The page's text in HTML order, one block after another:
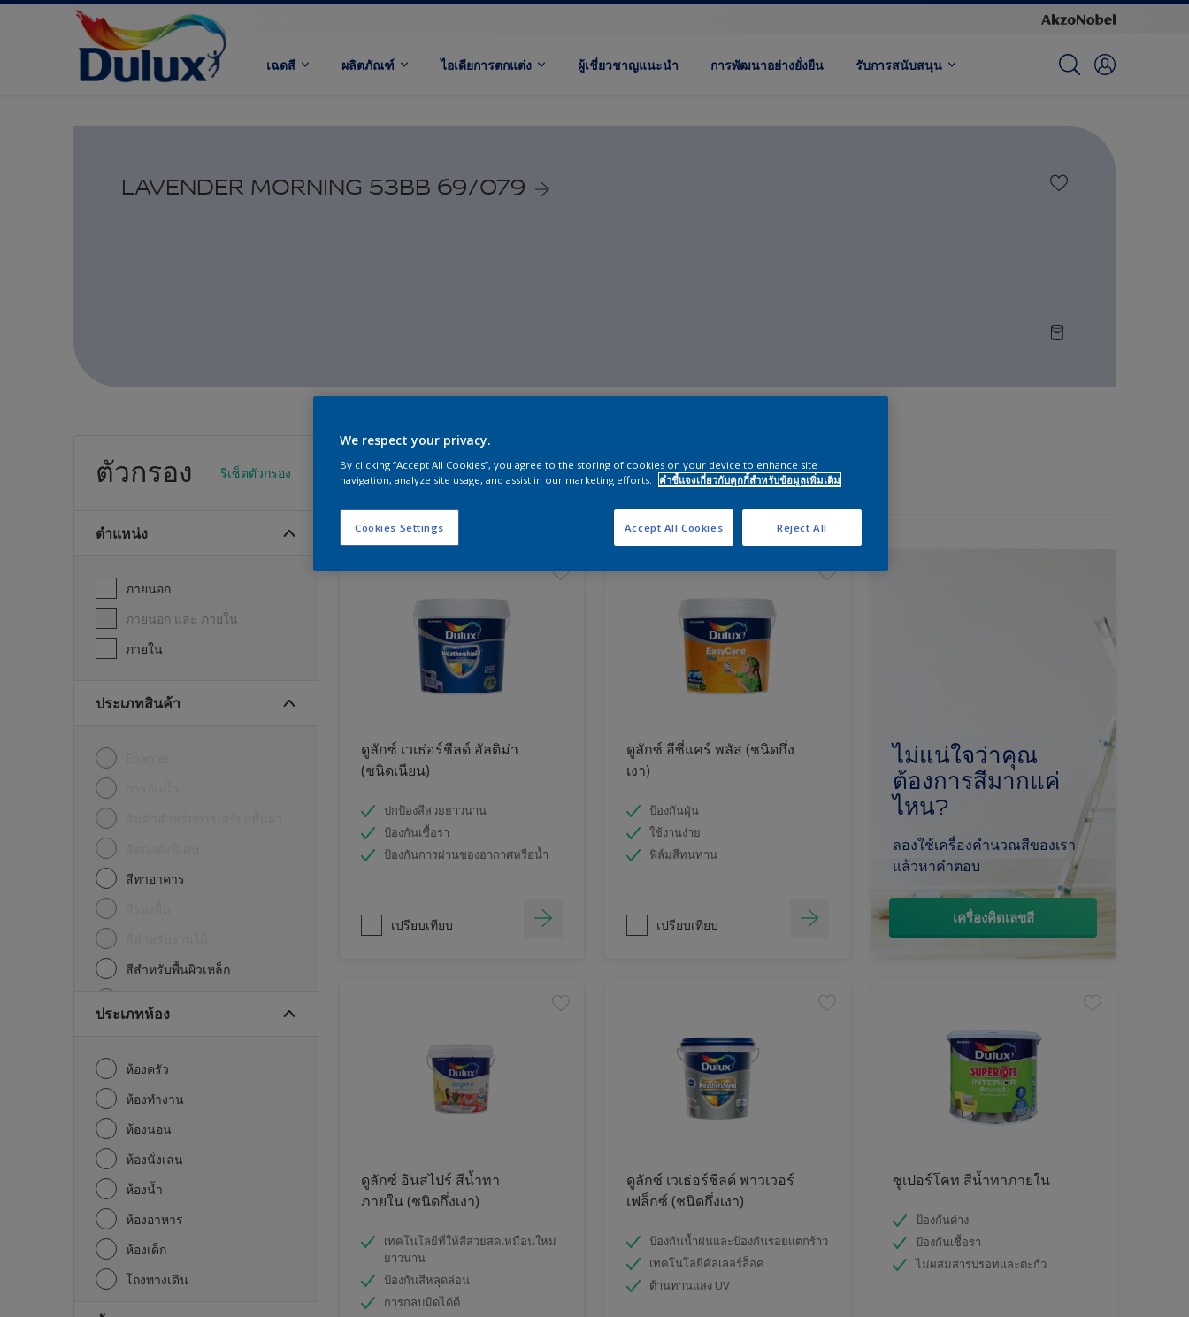
เฉดสี ผลิตภัณฑ์ ไอเดียการตกแต่ง ผู้เชี่ยวชาญแนะนำ การพัฒนาอย่างยั่งยืน รับการสนับสนุน
LAVENDER MORNING 53BB 69/079
ตัวกรอง รีเซ็ตตัวกรอง
ตำแหน่ง
ภายนอก
ภายนอก และ ภายใน
ภายใน
ประเภทสินค้า
สีทาอาคาร
สีสำหรับพื้นผิวเหล็ก
ประเภทห้อง
ห้องครัว
ห้องทำงาน
ห้องนอน
ห้องนั่งเล่น
ห้องน้ำ
ห้องอาหาร
ห้องเด็ก
โถงทางเดิน
สีทาผนังและสีห้องนอน
ดูลักซ์ เวเธ่อร์ชีลด์ อัลติม่า
(ชนิดเนียน)
ปกป้องสีสวยยาวนาน
ป้องกันเชื้อรา
ป้องกันการผ่านของอากาศหรือน้ำ
เปรียบเทียบ
ดูลักซ์ อีซี่แคร์ พลัส (ชนิดกึ่ง
เงา)
ป้องกันฝุ่น
ใช้งานง่าย
ฟิล์มสีทนทาน
เปรียบเทียบ
ไม่แน่ใจว่าคุณ
ต้องการสีมากแค่
ไหน?
ลองใช้เครื่องคำนวณสีของเรา
แล้วหาคำตอบ
เครื่องคิดเลขสี
ดูลักซ์ อินสไปร์ สีน้ำทา
ภายใน (ชนิดกึ่งเงา)
เทคโนโลยีที่ให้สีสวยสดเหมือนใหม่
ยาวนาน
ป้องกันสีหลุดล่อน
การกลบมิดได้ดี
ดูลักซ์ เวเธ่อร์ชีลด์ พาวเวอร์
เฟล็กซ์ (ชนิดกึ่งเงา)
ป้องกันน้ำฝนและป้องกันรอยแตกร้าว
เทคโนโลยีคัลเลอร์ล็อค
ต้านทานแสง UV
ซูเปอร์โคท สีน้ำทาภายใน
ป้องกันด่าง
ป้องกันเชื้อรา
ไม่ผสมสารปรอทและตะกั่ว
We respect your privacy.
By clicking “Accept All Cookies”, you agree to the storing of cookies on your device to enhance site
navigation, analyze site usage, and assist in our marketing efforts.
คำชี้แจงเกี่ยวกับคุกกี้สำหรับข้อมูลเพิ่มเติม
Cookies Settings Reject All
Accept All Cookies